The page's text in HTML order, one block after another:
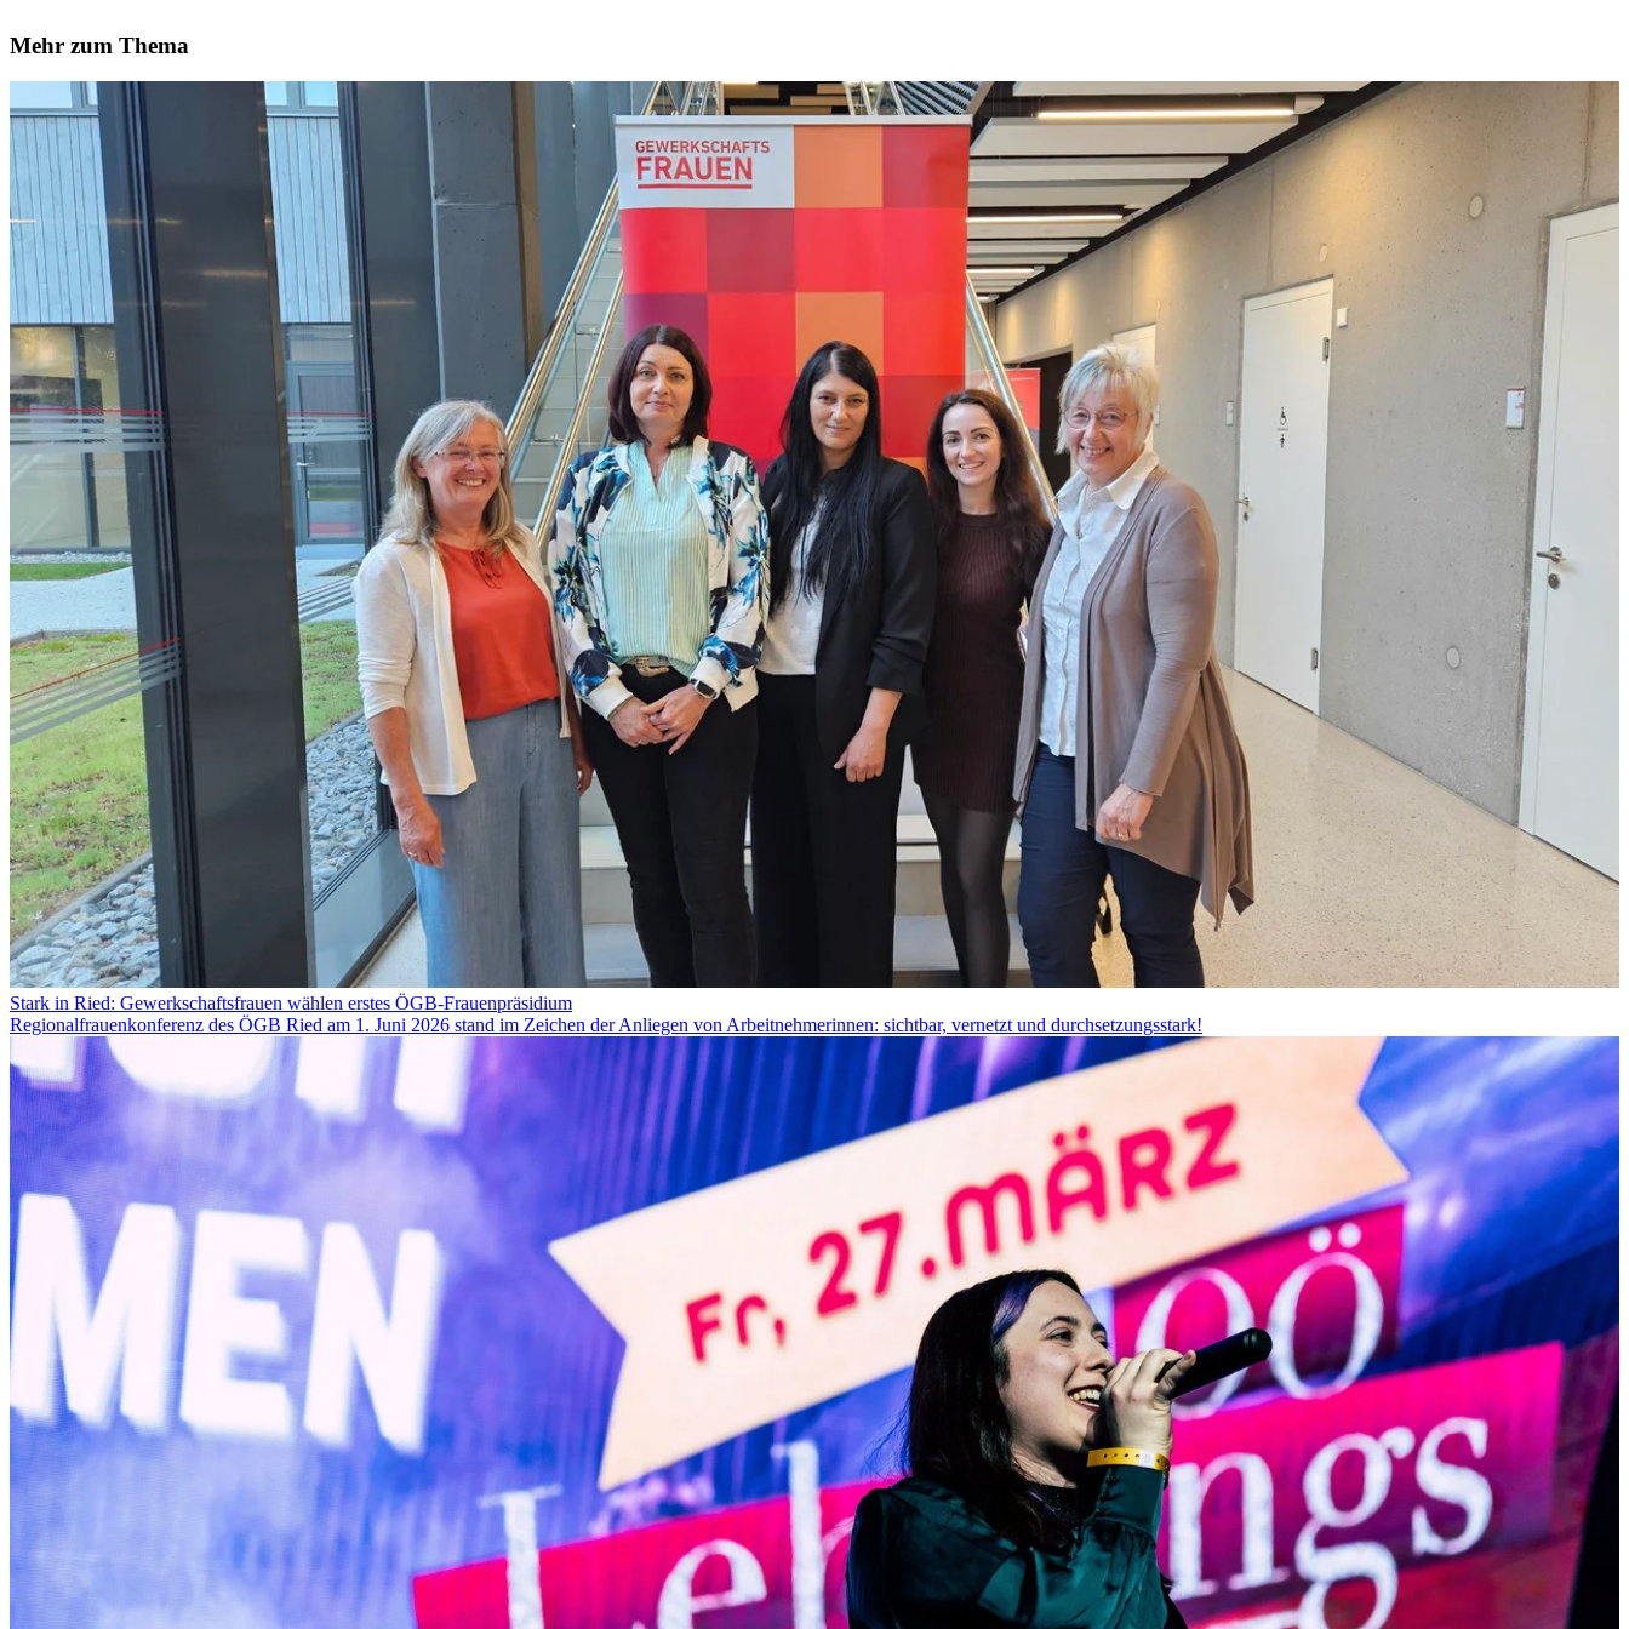
Mehr zum Thema
Stark in Ried: Gewerkschaftsfrauen wählen erstes ÖGB-Frauenpräsidium
Regionalfrauenkonferenz des ÖGB Ried am 1. Juni 2026 stand im Zeichen der Anliegen von Arbeitnehmerinnen: sichtbar, vernetzt und durchsetzungsstark!